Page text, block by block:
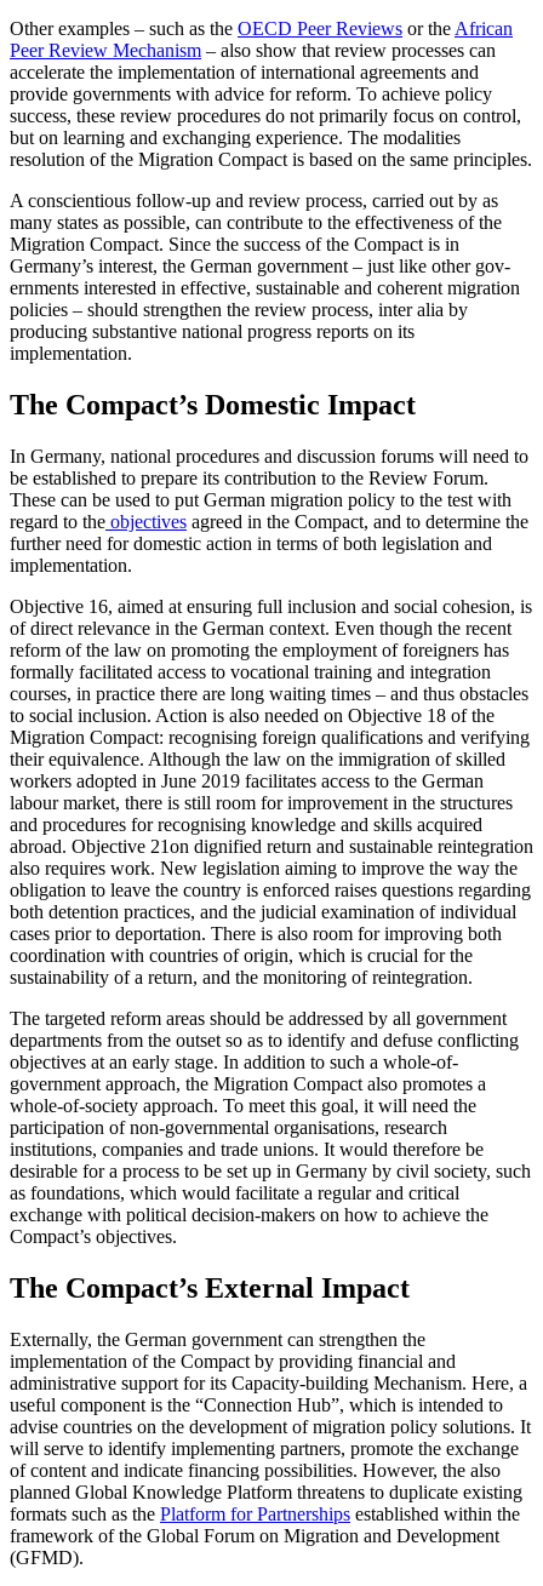
Other examples – such as the OECD Peer Reviews or the African
Peer Review Mechanism – also show that review pro­cesses can
accelerate the implementation of international agreements and
provide gov­ernments with advice for reform. To achieve policy
success, these review pro­cedures do not primarily focus on control,
but on learning and exchanging experience. The modalities
resolution of the Migration Compact is based on the same principles.
A conscientious follow-up and review process, carried out by as
many states as possible, can contribute to the effectiveness of the
Migration Compact. Since the success of the Compact is in
Germany’s interest, the German government – just like other gov­
ern­ments interested in effective, sustain­able and coherent migration
policies – should strengthen the review process, inter alia by
producing substantive national pro­gress reports on its
implementation.
The Compact’s Domestic Impact
In Germany, national procedures and dis­cussion forums will need to
be established to prepare its contribution to the Review Forum.
These can be used to put German migration policy to the test with
regard to the objectives agreed in the Com­pact, and to determine the
further need for domestic action in terms of both legislation and
implementation.
Objective 16, aimed at ensuring full inclusion and social cohesion, is
of direct relevance in the German context. Even though the recent
reform of the law on promoting the employment of foreigners has
formally facilitated access to vocational training and integration
courses, in practice there are long waiting times – and thus obstacles
to social inclusion. Action is also needed on Objective 18 of the
Migration Compact: recognising foreign qualifications and verifying
their equivalence. Although the law on the immigration of skilled
work­ers adopted in June 2019 facilitates access to the German
labour market, there is still room for improvement in the struc­tures
and procedures for recognising knowl­edge and skills acquired
abroad. Objective 21on dignified return and sustainable reintegration
also requires work. New legislation aiming to improve the way the
obligation to leave the country is enforced raises ques­tions regarding
both detention prac­tices, and the judicial examination of individual
cases prior to deportation. There is also room for improving both
coordination with countries of origin, which is crucial for the
sustainability of a return, and the monitor­ing of reintegration.
The targeted reform areas should be addressed by all government
departments from the outset so as to identify and defuse conflicting
objectives at an early stage. In addition to such a whole-of-
government approach, the Migration Compact also pro­motes a
whole-of-society approach. To meet this goal, it will need the
participation of non-governmental organisations, research
institutions, companies and trade unions. It would therefore be
desirable for a process to be set up in Germany by civil society, such
as foundations, which would facilitate a regular and critical
exchange with politi­cal decision-makers on how to achieve the
Compact’s objectives.
The Compact’s External Impact
Externally, the German government can strengthen the
implementation of the Com­pact by providing financial and
administrative support for its Capacity-building Mechanism. Here, a
useful component is the “Con­nection Hub”, which is intended to
advise countries on the development of migration policy solutions. It
will serve to identify implementing partners, promote the ex­change
of content and indicate financ­ing possibilities. However, the also
planned Global Knowledge Platform threatens to duplicate existing
formats such as the Plat­form for Partnerships established within the
framework of the Global Forum on Migra­tion and Development
(GFMD).